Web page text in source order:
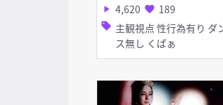
play_arrow 4,620 favorite 189
sell 主観視点 性行為有り ダン
ス無し くぱぁ